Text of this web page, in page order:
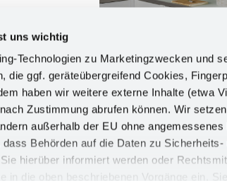
uns wichtig
Technologien zu Marketingzwecken und
die ggf. geräteübergreifend Cookies,
haben wir weitere externe Inhalte (etwa
Zustimmung abrufen können. Wir
außerhalb der EU ohne
Behörden auf die Daten zu
hierüber informiert werden oder
in die oben beschriebenen Vorgänge ein.